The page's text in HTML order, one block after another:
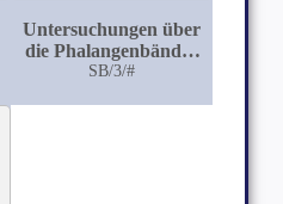
Untersuchungen über
die Phalangenbänder
der Hausthiere und
SB/3/#